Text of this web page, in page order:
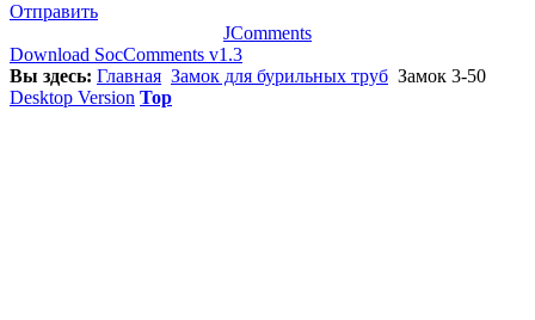
Отправить
JComments
Download SocComments v1.3
Вы здесь: Главная Замок для бурильных труб Замок 3-50
Desktop Version Top